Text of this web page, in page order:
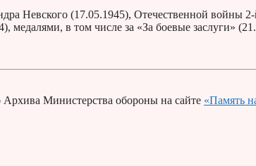
Невского (17.05.1945), Отечественной войны
медалями, в том числе за «За боевые заслуги»
Министерства обороны на сайте «Память